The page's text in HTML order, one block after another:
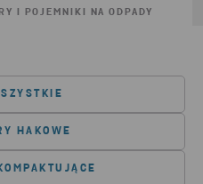
I POJEMNIKI NA ODPADY
HAKOWE